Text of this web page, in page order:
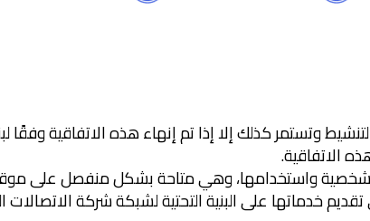
وتستمر كذلك إلا إذا تم إنهاء هذه الاتفاقية وفقًا